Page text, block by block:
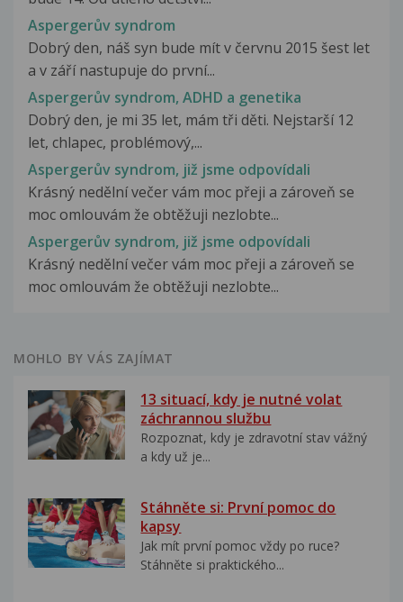
Aspergerův syndrom
Dobrý den, náš syn bude mít v červnu 2015 šest let
a v září nastupuje do první...
Aspergerův syndrom, ADHD a genetika
Dobrý den, je mi 35 let, mám tři děti. Nejstarší 12
let, chlapec, problémový,...
Aspergerův syndrom, již jsme odpovídali
Krásný nedělní večer vám moc přeji a zároveň se
moc omlouvám že obtěžuji nezlobte...
Aspergerův syndrom, již jsme odpovídali
Krásný nedělní večer vám moc přeji a zároveň se
moc omlouvám že obtěžuji nezlobte...
MOHLO BY VÁS ZAJÍMAT
13 situací, kdy je nutné volat
záchrannou službu
Rozpoznat, kdy je zdravotní stav vážný
a kdy už je...
Stáhněte si: První pomoc do
kapsy
Jak mít první pomoc vždy po ruce?
Stáhněte si praktického...